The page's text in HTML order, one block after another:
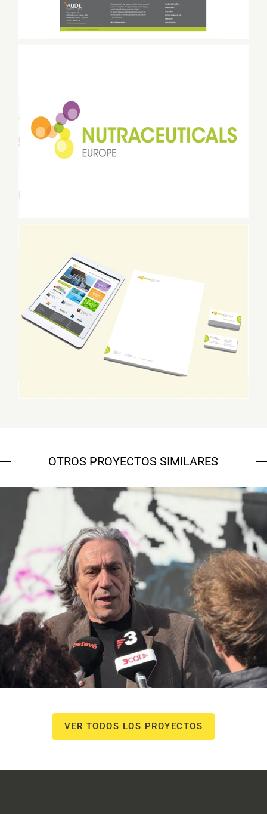
OTROS PROYECTOS SIMILARES
NOU Sentit Urbà
Campañas culturales
Estrategia de
comunicación y PR Estrategia digital y
contenidos
VER TODOS LOS PROYECTOS